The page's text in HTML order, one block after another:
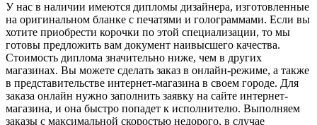
У нас в наличии имеются дипломы дизайнера, изготовленные
на оригинальном бланке с печатями и голограммами. Если вы
хотите приобрести корочки по этой специализации, то мы
готовы предложить вам документ наивысшего качества.
Стоимость диплома значительно ниже, чем в других
магазинах. Вы можете сделать заказ в онлайн-режиме, а также
в представительстве интернет-магазина в своем городе. Для
заказа онлайн нужно заполнить заявку на сайте интернет-
магазина, и она быстро попадет к исполнителю. Выполняем
заказы с максимальной скоростью недорого, в случае